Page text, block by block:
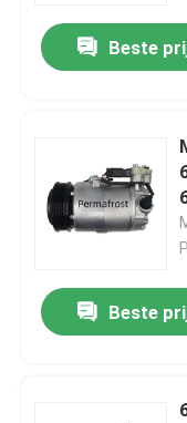
Beste
Beste